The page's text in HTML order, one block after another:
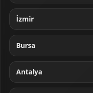
İzmir
Bursa
Antalya